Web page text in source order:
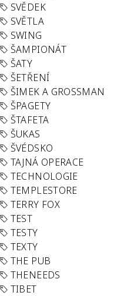
SVĚDEK
SVĚTLA
SWING
ŠAMPIONÁT
ŠATY
ŠETŘENÍ
ŠIMEK A GROSSMAN
ŠPAGETY
ŠTAFETA
ŠUKAS
ŠVÉDSKO
TAJNÁ OPERACE
TECHNOLOGIE
TEMPLESTORE
TERRY FOX
TEST
TESTY
TEXTY
THE PUB
THENEEDS
TIBET